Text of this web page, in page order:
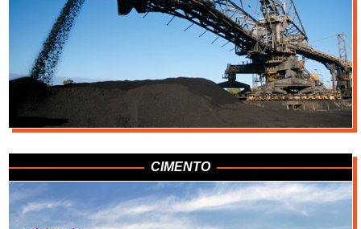
Mineração de Carvão
CIMENTO